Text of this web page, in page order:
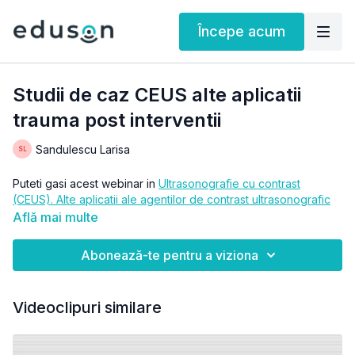
Începe acum
Studii de caz CEUS alte aplicatii
trauma post interventii
Sandulescu Larisa
Puteti gasi acest webinar in Ultrasonografie cu contrast
(CEUS). Alte aplicatii ale agentilor de contrast ultrasonografic
Află mai multe
Abonează-te pentru a viziona
Videoclipuri similare